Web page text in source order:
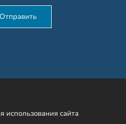
Отправить
использования сайта